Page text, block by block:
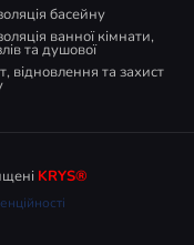
басейну
ванної кімнати,
та душової
відновлення та захист
KRYS®